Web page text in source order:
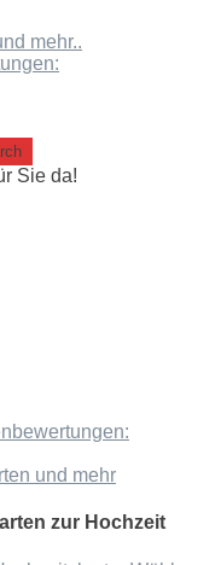
Sie da!
und mehr
zur Hochzeit